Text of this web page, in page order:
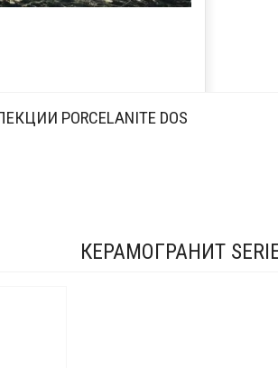
PORCELANITE DOS
КЕРАМОГРАНИТ